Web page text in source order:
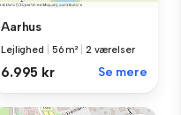
Aarhus
Lejlighed 56 m² 2 værelser
6.995 kr Se mere